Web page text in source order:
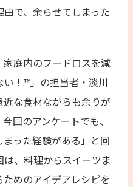
で、余らせてしまった
庭内のフードロスを減
い！™」の担当者・淡川
な食材ながらも余りが
回のアンケートでも、
った経験がある」と回
、料理からスイーツま
めのアイデアレシピを